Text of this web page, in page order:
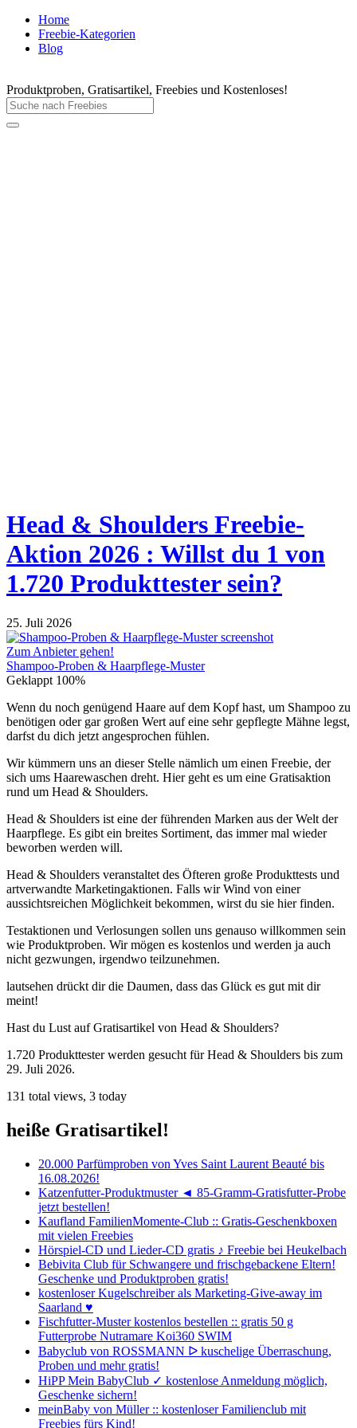
Home
Freebie-Kategorien
Blog
Produktproben, Gratisartikel, Freebies und Kostenloses!
Head & Shoulders Freebie-
Aktion 2026 : Willst du 1 von
1.720 Produkttester sein?
25. Juli 2026
Zum Anbieter gehen!
Shampoo-Proben & Haarpflege-Muster
Geklappt 100%
Wenn du noch genügend Haare auf dem Kopf hast, um Shampoo zu
benötigen oder gar großen Wert auf eine sehr gepflegte Mähne legst,
darfst du dich jetzt angesprochen fühlen.
Wir kümmern uns an dieser Stelle nämlich um einen Freebie, der
sich ums Haarewaschen dreht. Hier geht es um eine Gratisaktion
rund um Head & Shoulders.
Head & Shoulders ist eine der führenden Marken aus der Welt der
Haarpflege. Es gibt ein breites Sortiment, das immer mal wieder
beworben werden will.
Head & Shoulders veranstaltet des Öfteren große Produkttests und
artverwandte Marketingaktionen. Falls wir Wind von einer
aussichtsreichen Möglichkeit bekommen, wirst du sie hier finden.
Testaktionen und Verlosungen sollen uns genauso willkommen sein
wie Produktproben. Wir mögen es kostenlos und werden ja auch
nicht gezwungen, irgendwo teilzunehmen.
lautsehen drückt dir die Daumen, dass das Glück es gut mit dir
meint!
Hast du Lust auf Gratisartikel von Head & Shoulders?
1.720 Produkttester werden gesucht für Head & Shoulders bis zum
29. Juli 2026.
131 total views, 3 today
heiße Gratisartikel!
20.000 Parfümproben von Yves Saint Laurent Beauté bis
16.08.2026!
Katzenfutter-Produktmuster ◄ 85-Gramm-Gratisfutter-Probe
jetzt bestellen!
Kaufland FamilienMomente-Club :: Gratis-Geschenkboxen
mit vielen Freebies
Hörspiel-CD und Lieder-CD gratis ♪ Freebie bei Heukelbach
Bebivita Club für Schwangere und frischgebackene Eltern!
Geschenke und Produktproben gratis!
kostenloser Kugelschreiber als Marketing-Give-away im
Saarland ♥
Fischfutter-Muster kostenlos bestellen :: gratis 50 g
Futterprobe Nutramare Koi360 SWIM
Babyclub von ROSSMANN ᐅ kuschelige Überraschung,
Proben und mehr gratis!
HiPP Mein BabyClub ✓ kostenlose Anmeldung möglich,
Geschenke sichern!
meinBaby von Müller :: kostenloser Familienclub mit
Freebies fürs Kind!